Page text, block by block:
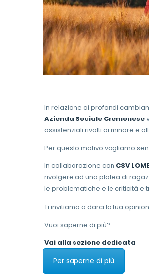
In relazione ai profondi
Azienda Sociale Cremonese
assistenziali rivolti ai minore e
Per questo motivo vogliamo
In collaborazione con CSV
rivolgere ad una platea di
le problematiche e le criticità e
Ti invitiamo a darci la tua
Vuoi saperne di più?
Vai alla sezione dedicata
Per saperne di più